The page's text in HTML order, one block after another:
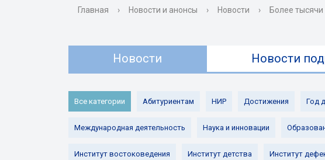
Главная › Новости и анонсы › Новости › Более
Новости Новости
Все категории Абитуриентам НИР Достижения Год
Международная деятельность Наука и инновации
Институт востоковедения Институт детства Институт